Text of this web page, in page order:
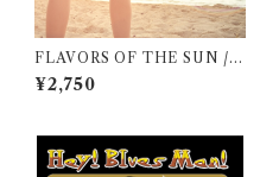
FLAVORS OF THE SUN / T
-OFF
¥2,750